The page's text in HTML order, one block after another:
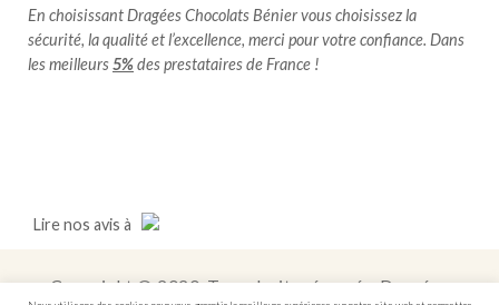
En choisissant Dragées Chocolats Bénier vous choisissez la
sécurité, la qualité et l’excellence, merci pour votre confiance. Dans
les meilleurs5%des prestataires de France !
Lirenos avis à
Copyright © 2020. Tous droits réservés. Dragées